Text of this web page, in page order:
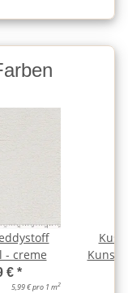
- creme
€ *
5,99 € pro 1 m2